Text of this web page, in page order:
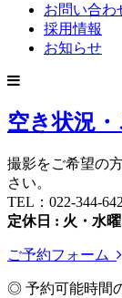
お問い合わ
採用情報
お知らせ
空き状況
撮影をご希望の
さい。
TEL：022-344-
定休日 : 火・水曜
ご予約フォーム
◎ 予約可能時間